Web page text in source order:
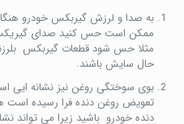
به صدا و لرزش گیربکس خودرو
ممکن است حس کنيد صدای
مثلا حس شود قطعات گيربکس بلرزند
حال سايش باشند.
بوی سوختگی روغن نیز نشانه ايی
تعويض روغن دنده فرا رسيده
دنده خودرو باشید زیرا می تواند